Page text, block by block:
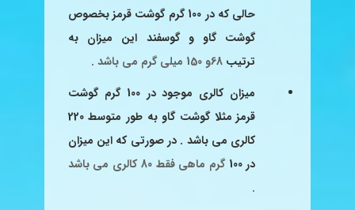
حالی که در 100
گرم گوشت قرمز بخصوص
گوشت گاو و گوسفند این میزان به
ترتیب 68و 150 میلی گرم می باشد .
میزان کالری موجود در 100 گرم گوشت
قرمز مثلا گوشت گاو
به طور متوسط 220
کالری می باشد . در صورتی که این میزان
در 100
گرم ماهی فقط 80 کالری می باشد
.